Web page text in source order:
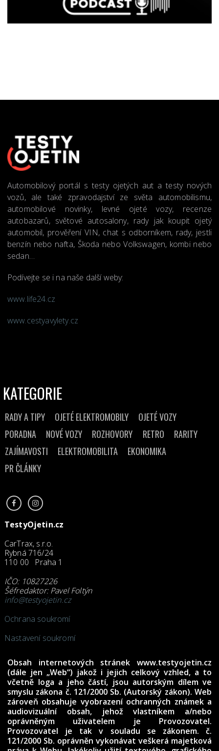
Automobilový portál s testy ojetých aut a testy nových
vozů, ale také zpravodajství ze světa automobilismu,
automobilové novinky, levné ojeté vozy, recenze
autobazarů, světové autosalony, rady jak koupit ojetý
automobil, prověření VIN, chat s odborníkem, rady, jestli
benzín nebo nafta, Škoda nebo Volkswagen, kombi nebo
sedan…
Podívejte se i na naše další weby:
www.life24.cz
www.cestyavylety.cz
KATEGORIE
RADY A TIPY OJETÉ ELEKTROMOBILY
OJETÉ VOZY
PORADNA
NOVÉ VOZY ROZHOVORY RETRO
RARITY
ZAJÍMAVOSTI
ELEKTROMOBILITA
EKONOMIKA
PR ČLÁNKY
TestyOjetin.cz
CarTrax, s.r.o.
Rybná 716/24
110 00 Praha 1
IČO: 10827226
Šéfredaktor: Pavel Foltýn
info@testyojetin.cz
Ochrana soukromí
Nastavení soukromí
Obsah internetových stránek www.testyojetin.cz
(dále jen „Web“) jakož i jejich celkový vzhled, a to
včetně loga a jeho částí, jsou autorským dílem ve
smyslu zákona č. 121/2000 Sb. (Autorský zákon). Web
zároveň obsahuje vyobrazení ochranných známek a
audiovizuální obsah, jehož vlastníkem a/nebo
oprávněným uživatelem je Provozovatel.
Provozovatel je tak v souladu se zákonem. č.
121/2000 Sb. oprávněn vykonávat veškerá majetková